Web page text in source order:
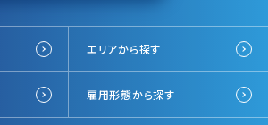
エリアから探す
雇用形態から探す